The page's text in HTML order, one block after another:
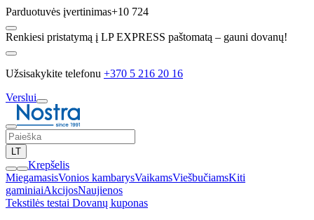
Parduotuvės įvertinimas+10 724
Renkiesi pristatymą į LP EXPRESS paštomatą – gauni dovanų!
Užsisakykite telefonu +370 5 216 20 16
Verslui
LT
Krepšelis
MiegamasisVonios kambarysVaikamsViešbučiamsKiti
gaminiaiAkcijosNaujienos
Tekstilės testai Dovanų kuponas